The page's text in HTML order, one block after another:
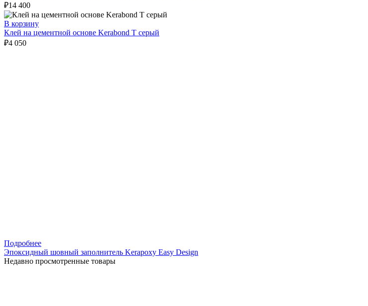
₽14 400
В корзину
Клей на цементной основе Kerabond T серый
₽4 050
Подробнее
Эпоксидный шовный заполнитель Kerapoxy Easy Design
Недавно просмотренные товары